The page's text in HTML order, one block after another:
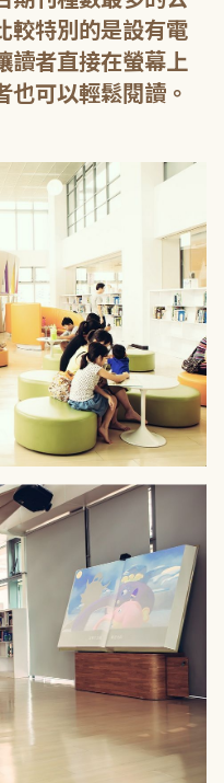
較特別的是設有電
讀者直接在螢幕上
也可以輕鬆閱讀。